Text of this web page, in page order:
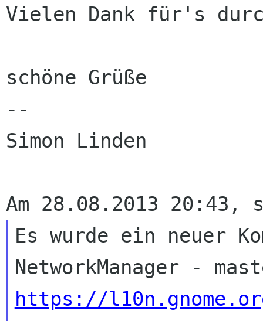
Vielen Dank für's
schöne Grüße
--
Simon Linden
Es wurde ein neuer
https://